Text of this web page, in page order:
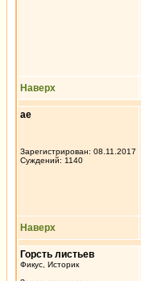
Наверх
ae
Зарегистрирован: 08.11.2017
Суждений: 1140
Наверх
Горсть листьев
Фикус, Историк